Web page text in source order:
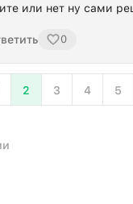
или нет ну сами
0
2 3 4 5